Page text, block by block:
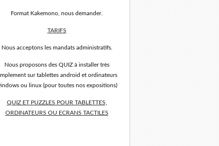
Format Kakemono, nous demander.
TARIFS
Nous acceptons les mandats administratifs.
Nous proposons des QUIZ à installer très
sur tablettes android et ordinateurs
ou linux (pour toutes nos expositions)
QUIZ ET PUZZLES POUR TABLETTES,
ORDINATEURS OU ECRANS TACTILES